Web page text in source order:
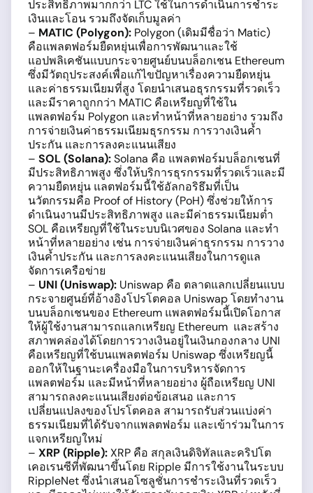
ประสิทธิภาพมากกว่า LTC ใช้ในการดำเนินการชำระ
เงินและโอน รวมถึงจัดเก็บมูลค่า
– MATIC (Polygon): Polygon (เดิมมีชื่อว่า Matic)
คือแพลตฟอร์มยืดหยุ่นเพื่อการพัฒนาและใช้
แอปพลิเคชันแบบกระจายศูนย์บนบล็อกเชน Ethereum
ซึ่งมีวัตถุประสงค์เพื่อแก้ไขปัญหาเรื่องความยืดหยุ่น
และค่าธรรมเนียมที่สูง โดยนำเสนอธุรกรรมที่รวดเร็ว
และมีราคาถูกกว่า MATIC คือเหรียญที่ใช้ใน
แพลตฟอร์ม Polygon และทำหน้าที่หลายอย่าง รวมถึง
การจ่ายเงินค่าธรรมเนียมธุรกรรม การวางเงินค้ำ
ประกัน และการลงคะแนนเสียง
– SOL (Solana):Solana คือ แพลตฟอร์มบล็อกเชนที่
มีประสิทธิภาพสูง ซึ่งให้บริการธุรกรรมที่รวดเร็วและมี
ความยืดหยุ่น แลตฟอร์มนี้ใช้อัลกอริธึมที่เป็น
นวัตกรรมคือ Proof of History (PoH) ซึ่งช่วยให้การ
ดำเนินงานมีประสิทธิภาพสูง และมีค่าธรรมเนียมต่ำ
SOL คือเหรียญที่ใช้ในระบบนิเวศของ Solana และทำ
หน้าที่หลายอย่าง เช่น การจ่ายเงินค่าธุรกรรม การวาง
เงินค้ำประกัน และการลงคะแนนเสียงในการดูแล
จัดการเครือข่าย
– UNI (Uniswap): Uniswap คือ ตลาดแลกเปลี่ยนแบบ
กระจายศูนย์ที่อ้างอิงโปรโตคอล Uniswap โดยทำงาน
บนบล็อกเชนของ Ethereum แพลตฟอร์มนี้เปิดโอกาส
ให้ผู้ใช้งานสามารถแลกเหรียญ Ethereum และสร้าง
สภาพคล่องได้โดยการวางเงินอยู่ในเงินกองกลาง UNI
คือเหรียญที่ใช้บนแพลตฟอร์ม Uniswap ซึ่งเหรียญนี้
ออกให้ในฐานะเครื่องมือในการบริหารจัดการ
แพลตฟอร์ม และมีหน้าที่หลายอย่าง ผู้ถือเหรียญ UNI
สามารถลงคะแนนเสียงต่อข้อเสนอ และการ
เปลี่ยนแปลงของโปรโตคอล สามารถรับส่วนแบ่งค่า
ธรรมเนียมที่ได้รับจากแพลตฟอร์ม และเข้าร่วมในการ
แจกเหรียญใหม่
– XRP (Ripple):XRP คือ สกุลเงินดิจิทัลและคริปโต
เคอเรนซีที่พัฒนาขึ้นโดย Ripple มีการใช้งานในระบบ
RippleNet ซึ่งนำเสนอโซลูชั่นการชำระเงินที่รวดเร็ว